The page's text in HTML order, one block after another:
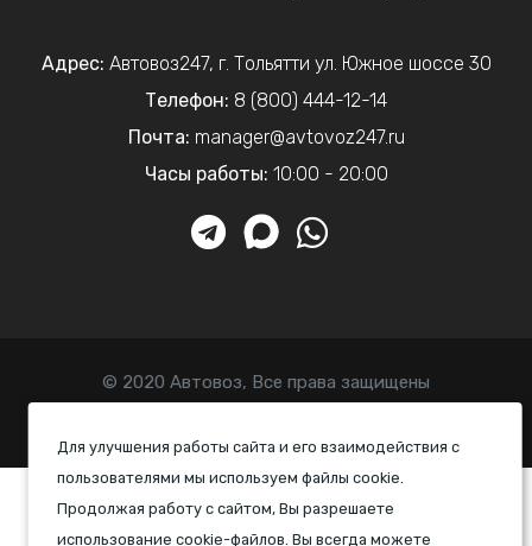
Для улучшения работы сайта и его взаимодействия с
пользователями мы используем файлы cookie.
Продолжая работу с сайтом, Вы разрешаете
использование cookie-файлов. Вы всегда можете
Адрес: Автовоз247, г. Тольятти ул. Южное шоссе 30
Телефон: 8 (800) 444-12-14
Почта: manager@avtovoz247.ru
Часы работы: 10:00 - 20:00
© 2020 Автовоз, Все права защищены